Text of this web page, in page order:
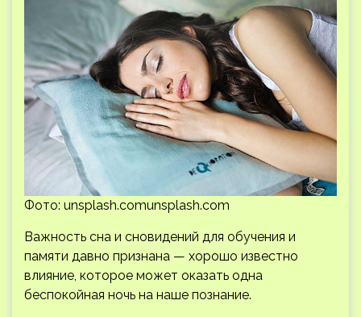
Фото: unsplash.comunsplash.com
Важность сна и сновидений для обучения и
памяти давно признана — хорошо известно
влияние, которое может оказать одна
беспокойная ночь на наше познание.